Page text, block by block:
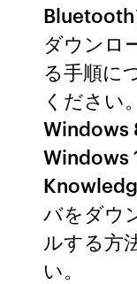
ダウンロ
る手順に
ください
Windows
Windows
バをダウ
ルする方
い。